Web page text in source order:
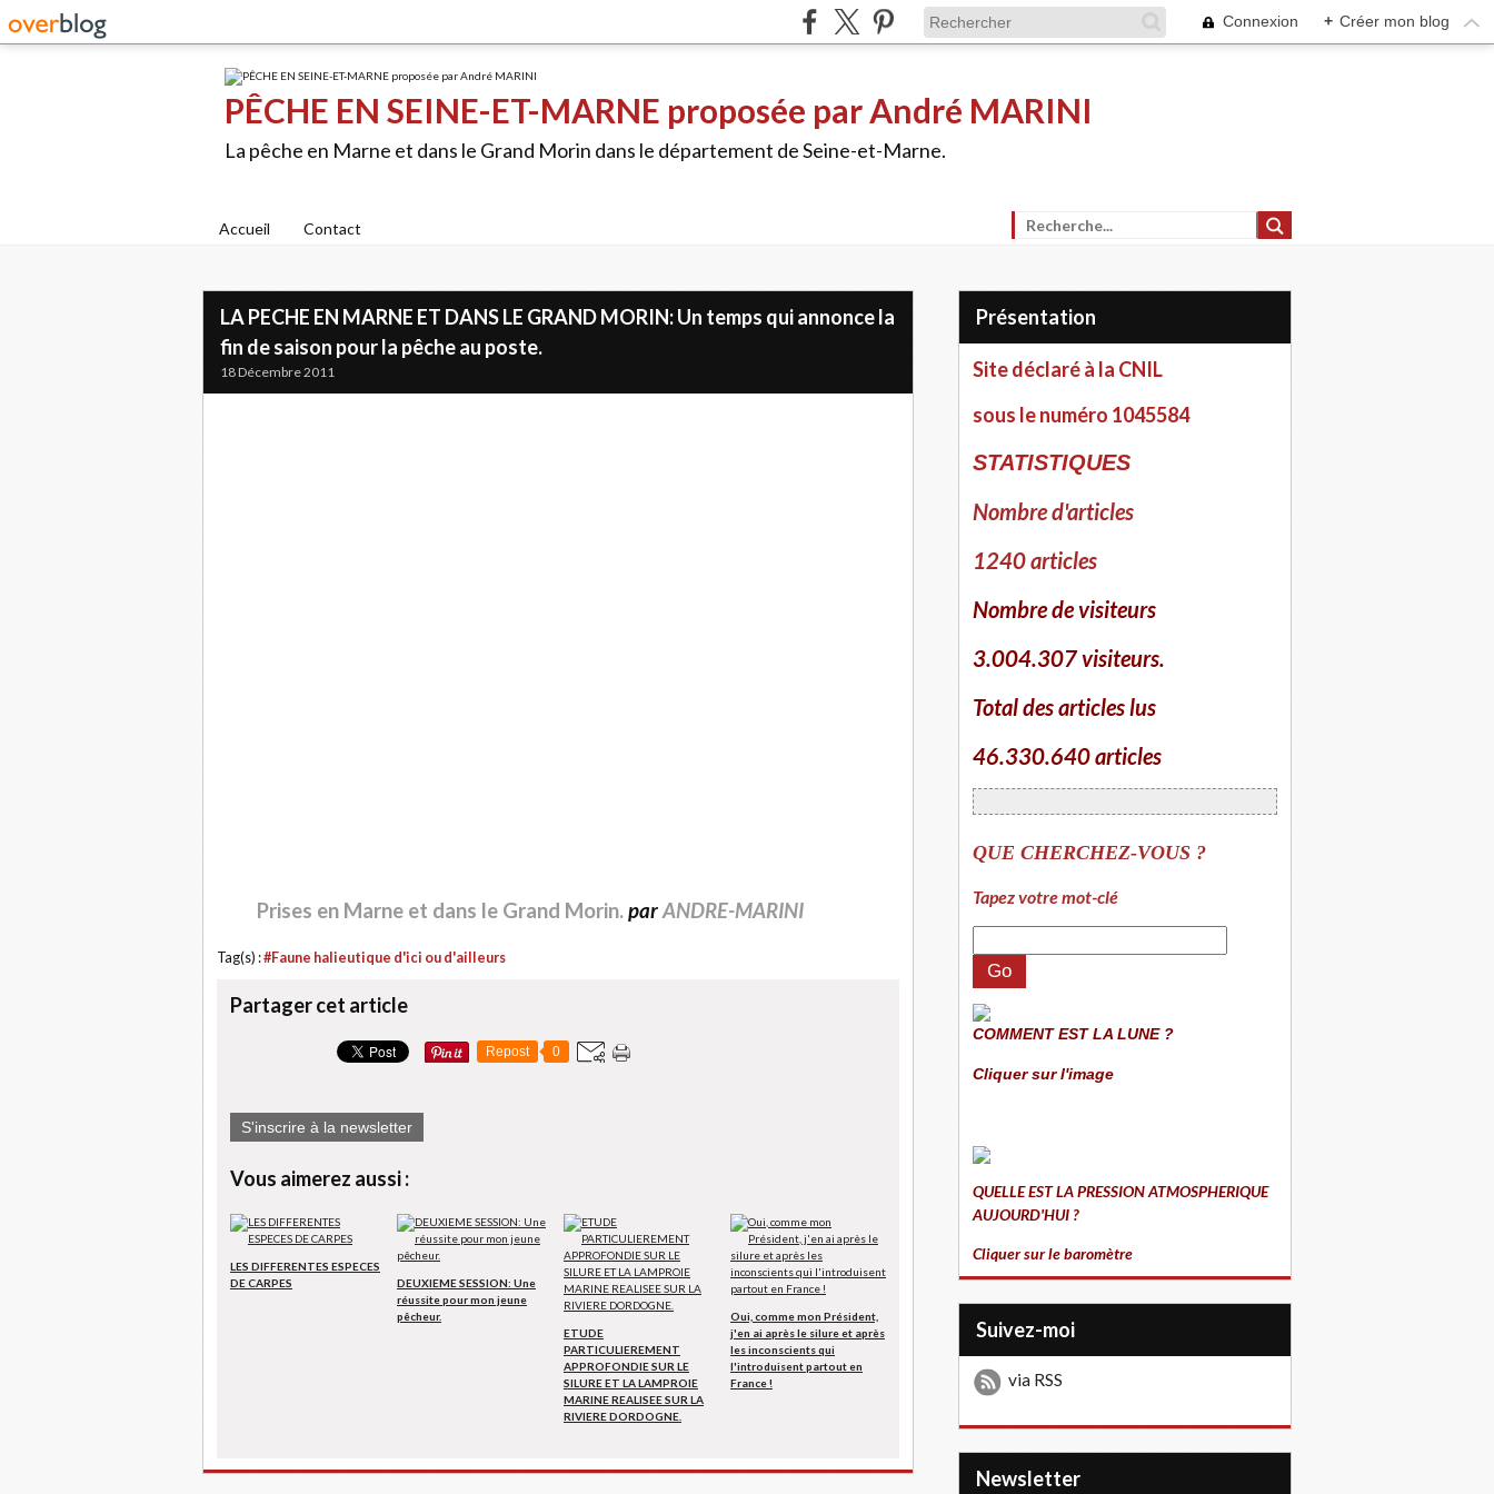
Connexion + Créer mon blog
PÊCHE EN SEINE-ET-MARNE proposée par André MARINI
La pêche en Marne et dans le Grand Morin dans le département de Seine-et-Marne.
Accueil Contact
LA PECHE EN MARNE ET DANS LE GRAND MORIN: Un temps qui annonce la
fin de saison pour la pêche au poste.
18 Décembre 2011
Prises en Marne et dans le Grand Morin.parANDRE-MARINI
Tag(s) :#Faune halieutique d'ici ou d'ailleurs
Partager cet article
Repost 0
S'inscrire à la newsletter
Vous aimerez aussi :
LES DIFFERENTES ESPECES
DE CARPES
DEUXIEME SESSION: Une
réussite pour mon jeune
pêcheur.
ETUDE
PARTICULIEREMENT
APPROFONDIE SUR LE
SILURE ET LA LAMPROIE
MARINE REALISEE SUR LA
RIVIERE DORDOGNE.
Oui, comme mon Président,
j'en ai après le silure et après
les inconscients qui
l'introduisent partout en
France !
Présentation
Site déclaré à la CNIL
sous le numéro 1045584
STATISTIQUES
Nombre d'articles
1240 articles
Nombre de visiteurs
3.004.307 visiteurs.
Total des articles lus
46.330.640 articles
QUE CHERCHEZ-VOUS ?
Tapez votre mot-clé
COMMENT EST LA LUNE ?
Cliquer sur l'image
QUELLE EST LA PRESSION ATMOSPHERIQUE
AUJOURD'HUI ?
Cliquer sur le baromètre
Suivez-moi
via RSS
Newsletter